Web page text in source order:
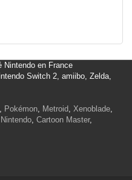
Nintendo en France
Switch 2, amiibo, Zelda,
, Pokémon, Metroid, Xenoblade,
, Cartoon Master,